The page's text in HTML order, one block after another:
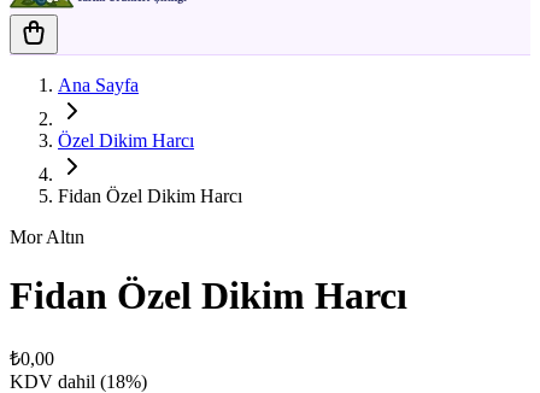
Ana Sayfa
Özel Dikim Harcı
Fidan Özel Dikim Harcı
Mor Altın
Fidan Özel Dikim Harcı
₺0,00
KDV dahil (18%)